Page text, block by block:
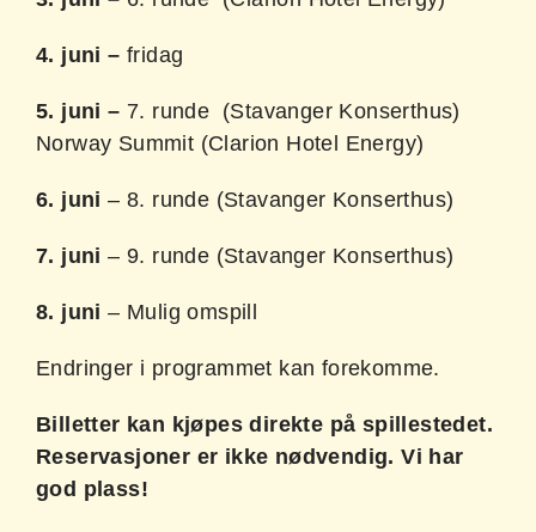
4. juni– fridag
5. juni– 7. runde (Stavanger Konserthus)
Norway Summit (Clarion Hotel Energy)
6. juni– 8. runde (Stavanger Konserthus)
7. juni– 9. runde (Stavanger Konserthus)
8. juni – Mulig omspill
Endringer i programmet kan forekomme.
Billetter kan kjøpes direkte på spillestedet.
Reservasjoner er ikke nødvendig. Vi har
god plass!